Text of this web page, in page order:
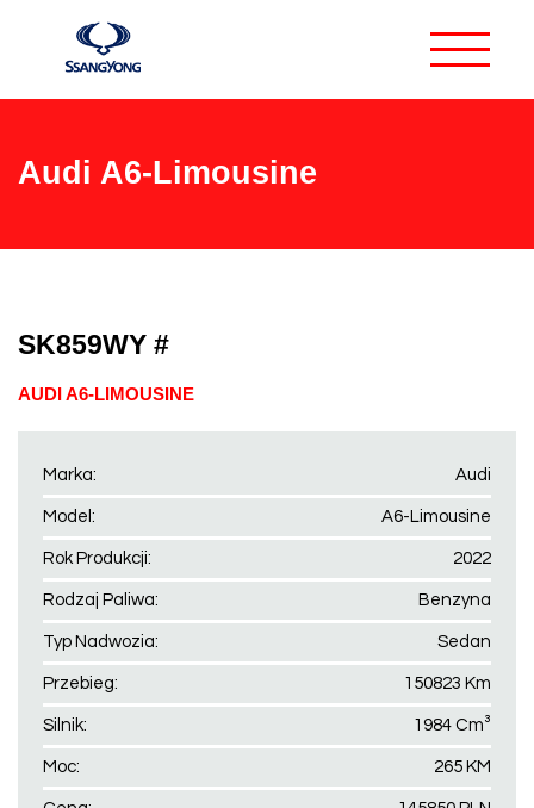
Audi A6-Limousine
SK859WY #
AUDI A6-LIMOUSINE
Marka: Audi
Model: A6-Limousine
Rok Produkcji: 2022
Rodzaj Paliwa: Benzyna
Typ Nadwozia: Sedan
Przebieg: 150823 Km
Silnik: 1984 Cm³
Moc: 265 KM